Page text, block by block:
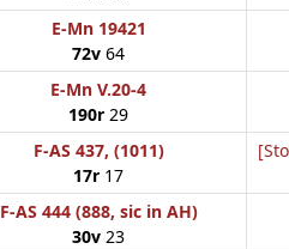
E-Mn 19421
72v 64
E-Mn V.20-4
190r 29
F-AS 437, (1011)
17r 17
F-AS 444 (888, sic in AH)
30v 23